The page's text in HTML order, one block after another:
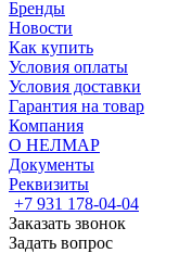
Бренды
Новости
Как купить
Условия оплаты
Условия доставки
Гарантия на товар
Компания
О НЕЛМАР
Документы
Реквизиты
+7 931 178-04-04
Заказать звонок
Задать вопрос